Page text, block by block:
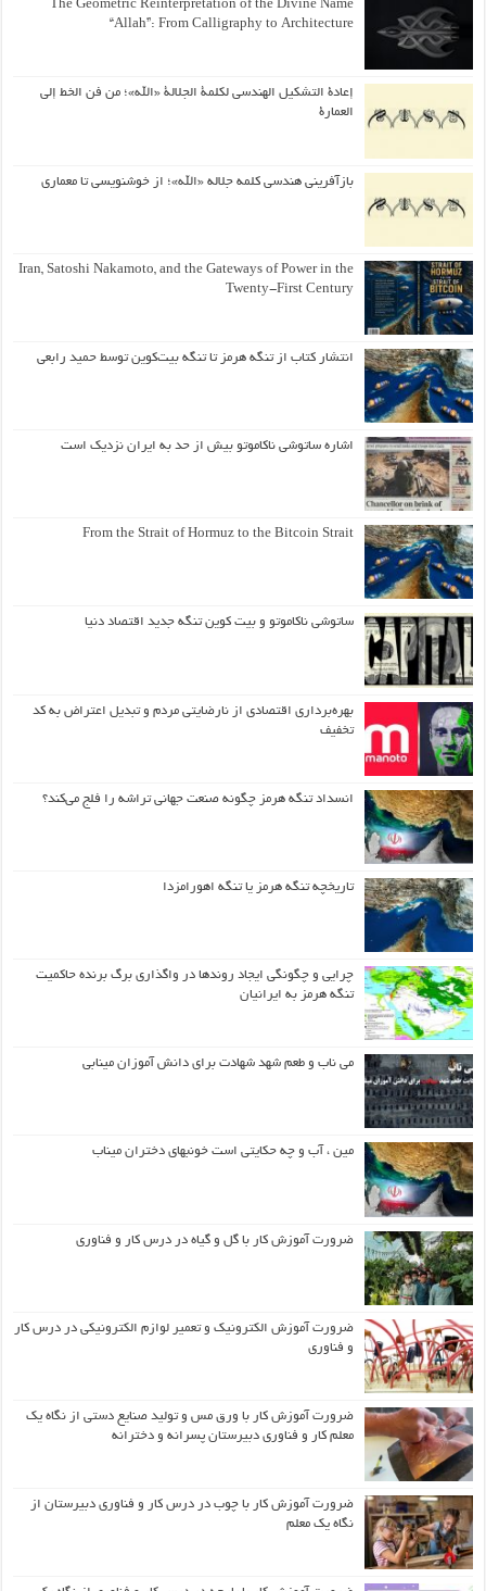
The Geometric Reinterpretation of the Divine Name
“Allah”: From Calligraphy to Architecture
إعادة التشكيل الهندسي لكلمة الجلالة «الله»؛ من فن الخط إلى
العمارة
بازآفرینی هندسی کلمه جلاله «الله»؛ از خوشنویسی تا معماری
Iran, Satoshi Nakamoto, and the Gateways of Power in the
Twenty-First Century
انتشار کتاب از تنگه هرمز تا تنگه بیت‌کوین توسط حمید رابعی
اشاره ساتوشی ناکاموتو بیش از حد به ایران نزدیک است
From the Strait of Hormuz to the Bitcoin Strait
ساتوشی ناکاموتو و بیت کوین تنگه جدید اقتصاد دنیا
بهره‌برداری اقتصادی از نارضایتی مردم و تبدیل اعتراض به کد
تخفیف
انسداد تنگه هرمز چگونه صنعت جهانی تراشه را فلج می‌کند؟
تاریخچه تنگه هرمز یا تنگه اهورامزدا
چرایی و چگونگی ایجاد روندها در واگذاری برگ برنده حاکمیت
تنگه هرمز به ایرانیان
می ناب و طعم شهد شهادت برای دانش آموزان مینابی
مین ، آب و چه حکایتی است خونبهای دختران میناب
ضرورت آموزش کار با گل و گیاه در درس کار و فناوری
ضرورت آموزش الکترونیک و تعمیر لوازم الکترونیکی در درس کار
و فناوری
ضرورت آموزش کار با ورق مس و تولید صنایع دستی از نگاه یک
معلم کار و فناوری دبیرستان پسرانه و دخترانه
ضرورت آموزش کار با چوب در درس کار و فناوری دبیرستان از
نگاه یک معلم